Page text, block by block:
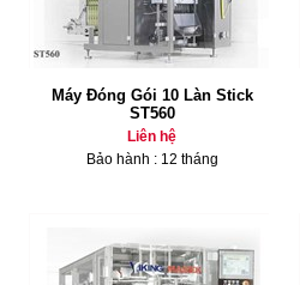
Máy Đóng Gói 10 Làn Stick
ST560
Liên hệ
Bảo hành : 12 tháng